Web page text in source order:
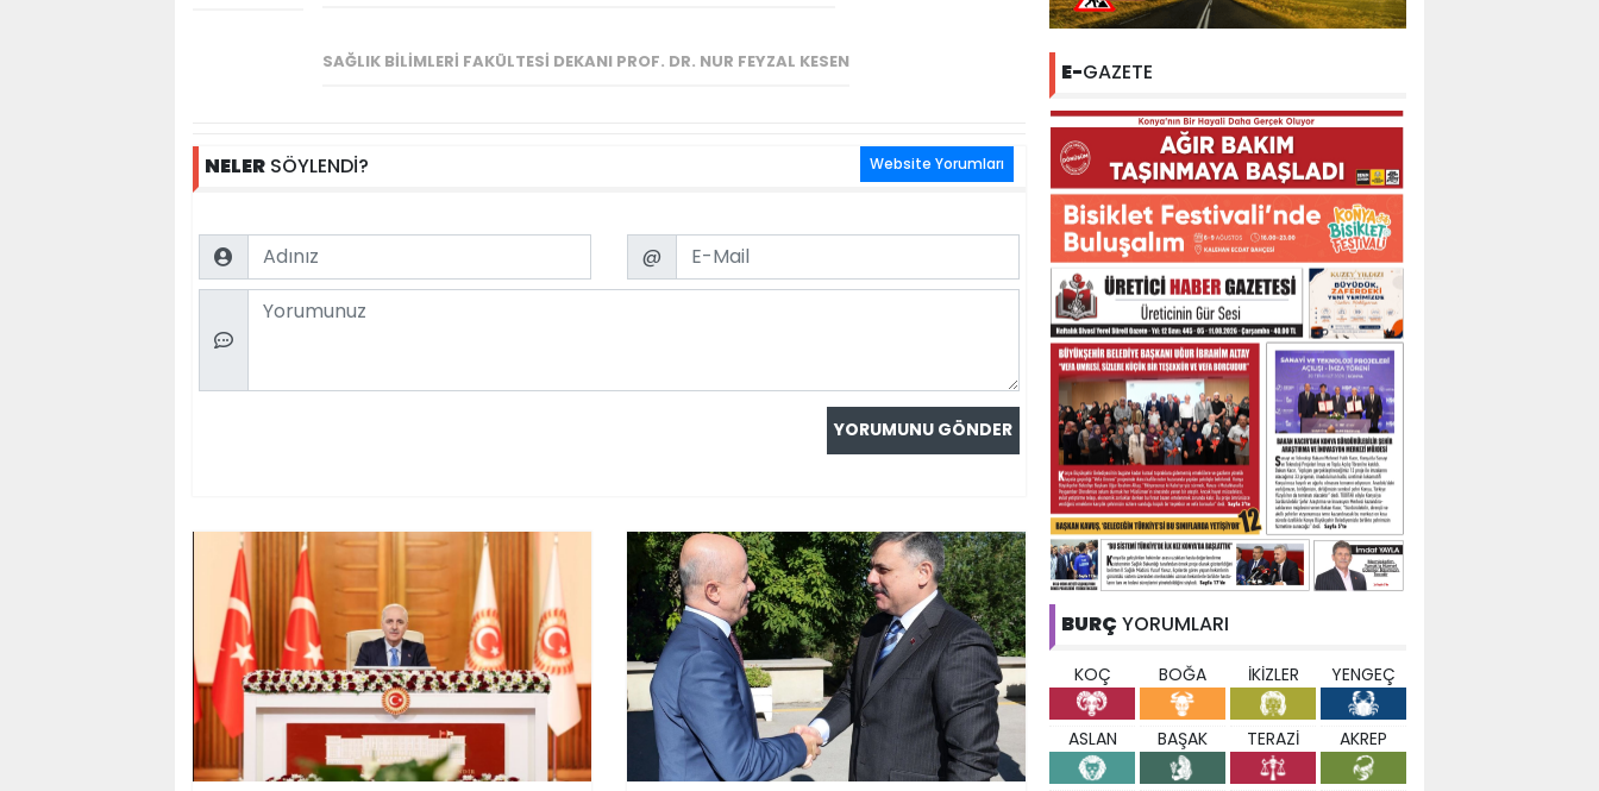
SAĞLIK BILIMLERI FAKÜLTESI DEKANI PROF. DR. NUR FEYZAL KESEN
NELER SÖYLENDİ? Website Yorumları
Name Email
@
Comment
E-GAZETE
BURÇ YORUMLARI
KOÇ BOĞA İKİZLER YENGEÇ
ASLAN BAŞAK TERAZİ AKREP